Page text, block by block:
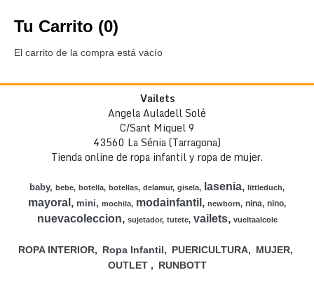
Tu Carrito (0)
El carrito de la compra está vacío
Vailets
Angela Auladell Solé
C/Sant Miquel 9
43560 La Sénia (Tarragona)
Tienda online de ropa infantil y ropa de mujer.
baby bebe botella botellas delamur gisela lasenia littleduch
mayoral mini mochila modainfantil newborn nina nino
nuevacoleccion sujetador tutete vailets vueltaalcole
ROPA INTERIOR Ropa Infantil PUERICULTURA
MUJER
OUTLET
RUNBOTT